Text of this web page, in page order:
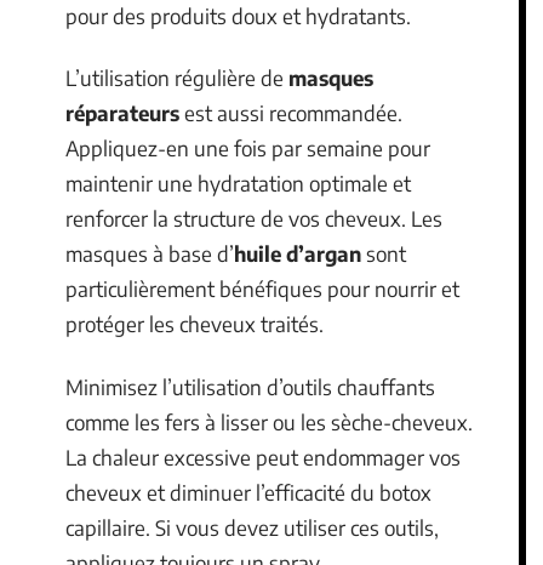
pour des produits doux et hydratants.
L’utilisation régulière de masques
réparateursest aussi recommandée.
Appliquez-en une fois par semaine pour
maintenir une hydratation optimale et
renforcer la structure de vos cheveux. Les
masques à base d’huile d’argansont
particulièrement bénéfiques pour nourrir et
protéger les cheveux traités.
Minimisez l’utilisation d’outils chauffants
comme les fers à lisser ou les sèche-cheveux.
La chaleur excessive peut endommager vos
cheveux et diminuer l’efficacité du botox
capillaire. Si vous devez utiliser ces outils,